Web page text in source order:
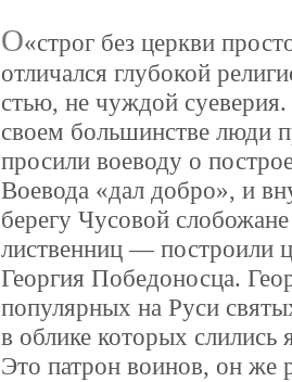
О строг без церкви
отличался глубокой
стью, не чуждой
своем большинстве люди
просили воеводу о
Воевода «дал добро», и
берегу Чусовой
лиственниц — построили
Георгия Победоносца.
популярных на Руси
в облике которых слились
Это патрон воинов, он же